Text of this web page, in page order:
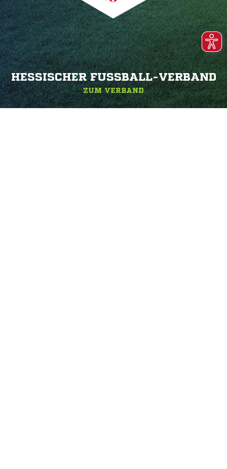
HESSISCHER FUSSBALL-VERBAND
ZUM VERBAND